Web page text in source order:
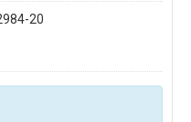
20